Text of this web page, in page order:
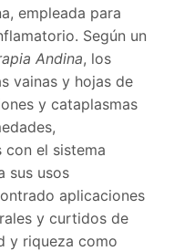
empleada para
Según un
Andina, los
vainas y hojas de
y cataplasmas
con el sistema
sus usos
aplicaciones
y curtidos de
y riqueza como